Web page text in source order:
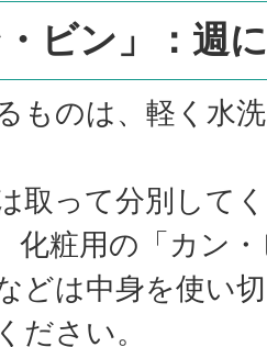
ビン」：週
ものは、軽く水
取って分別して
化粧用の「カン
どは中身を使い
ださい。